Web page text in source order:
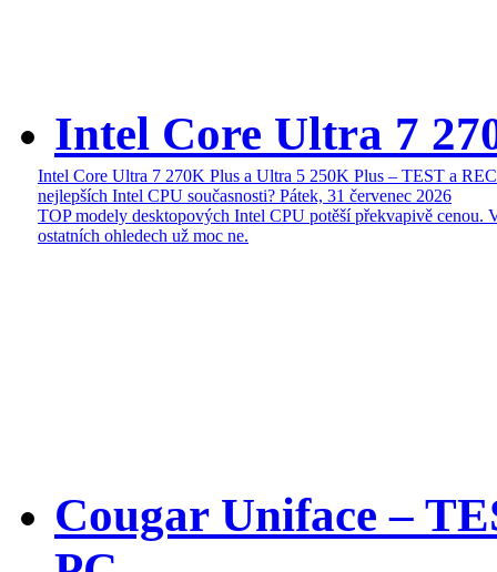
Intel Core Ultra 7
Intel Core Ultra 7 270K Plus a Ultra 5 250K Plus – TEST a
nejlepších Intel CPU současnosti? Pátek, 31 červenec 2026
TOP modely desktopových Intel CPU potěší překvapivě cenou.
ostatních ohledech už moc ne.
Cougar Uniface –